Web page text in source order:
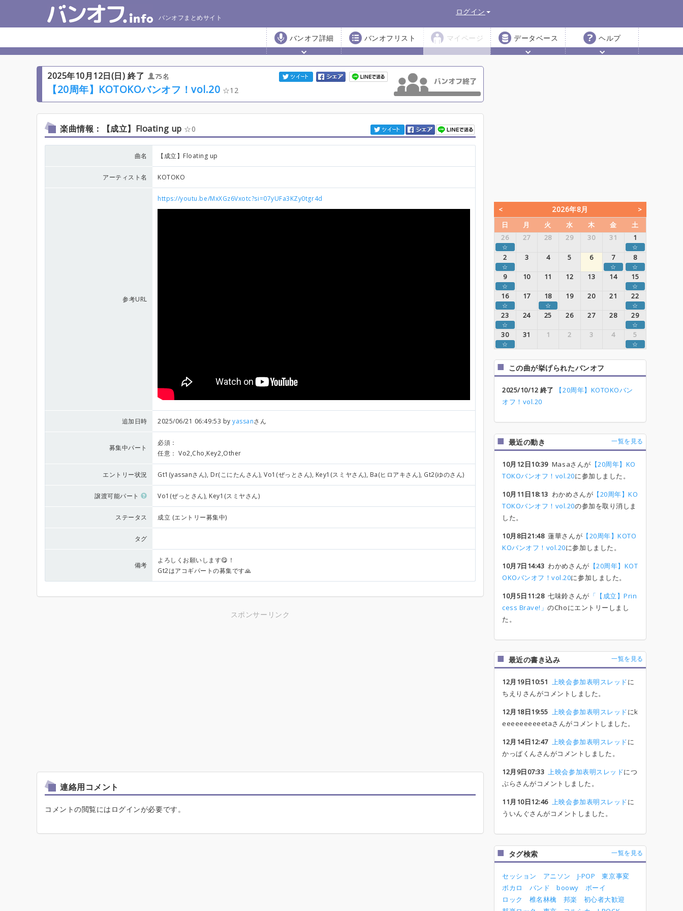
バンオフまとめサイト
ログイン
バンオフ詳細 バンオフリスト マイページ データベース ヘルプ
2025年10月12日(日) 終了 75名
【20周年】KOTOKOバンオフ！vol.20 12
楽曲情報：【成立】Floating up 0
曲名 【成立】Floating up
アーティスト名 KOTOKO
参考URL
https://youtu.be/MxXGz6Vxotc?si=07yUFa3KZy0tgr4d
追加日時 2025/06/21 06:49:53 byyassanさん
募集中パート
必須：
任意： Vo2,Cho,Key2,Other
エントリー状況 Gt1(yassanさん), Dr(こにたんさん), Vo1(ぜっとさん), Key1(スミヤさん), Ba(ヒロアキさん), Gt2(ゆのさん)
譲渡可能パート Vo1(ぜっとさん), Key1(スミヤさん)
ステータス 成立 (エントリー募集中)
タグ
備考
よろしくお願いします😋！
Gt2はアコギパートの募集です🙏
スポンサーリンク
連絡用コメント
コメントの閲覧にはログインが必要です。
2026年8月
日 月 火 水 木 金
土
26
27 28 29 30 31 1
☆ ☆
2 3 4 5 6 7 8
☆ ☆ ☆
9 10 11 12 13 14 15
☆ ☆
16 17 18 19 20 21 22
☆ ☆ ☆
23 24 25 26 27 28 29
☆ ☆
30 31 1 2 3 4 5
☆ ☆
この曲が挙げられたバンオフ
2025/10/12 終了
【20周年】KOTOKOバン
オフ！vol.20
最近の動き 一覧を見る
10月12日10:39Masaさんが 【20周年】KO
TOKOバンオフ！vol.20に参加しました。
10月11日18:13 わかめさんが 【20周年】KO
TOKOバンオフ！vol.20の参加を取り消しま
した。
10月8日21:48蓮華さんが 【20周年】KOTO
KOバンオフ！vol.20に参加しました。
10月7日14:43 わかめさんが 【20周年】KOT
OKOバンオフ！vol.20に参加しました。
10月5日11:28七味鈴さんが 「【成立】Prin
cess Brave!」のChoにエントリーしまし
た。
最近の書き込み 一覧を見る
12月19日10:51 上映会参加表明スレッドに
ちえりさんがコメントしました。
12月18日19:55 上映会参加表明スレッドにk
eeeeeeeeeetaさんがコメントしました。
12月14日12:47 上映会参加表明スレッドに
かっぱくんさんがコメントしました。
12月9日07:33 上映会参加表明スレッドにつ
ぶらさんがコメントしました。
11月10日12:46 上映会参加表明スレッドに
ういんぐさんがコメントしました。
タグ検索 一覧を見る
セッション アニソン J-POP
東京事変
ボカロ
バンド boowy
ボーイ
ロック
椎名林檎 邦楽
初心者大歓迎